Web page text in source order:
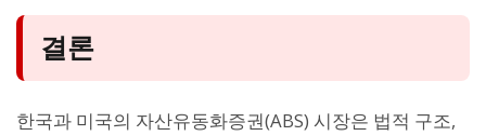
결론
한국과 미국의 자산유동화증권(ABS) 시장은 법적 구조,